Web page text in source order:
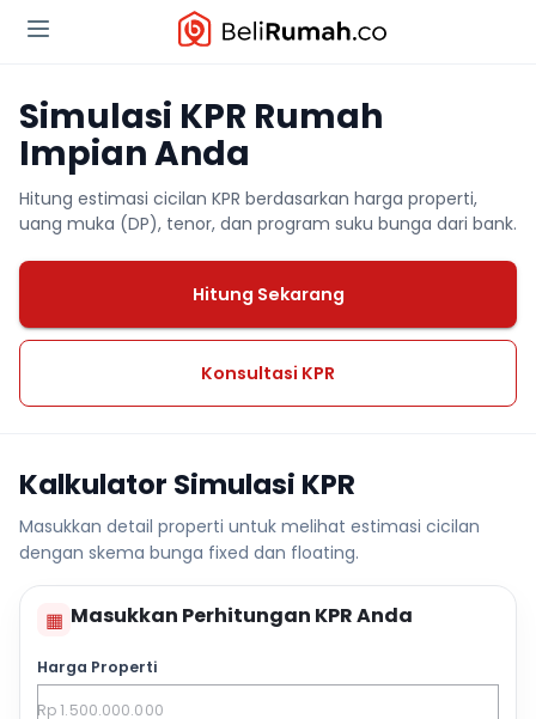
Simulasi KPR Rumah
Impian Anda
Hitung estimasi cicilan KPR berdasarkan harga properti,
uang muka (DP), tenor, dan program suku bunga dari bank.
Hitung Sekarang
Konsultasi KPR
Kalkulator Simulasi KPR
Masukkan detail properti untuk melihat estimasi cicilan
dengan skema bunga fixed dan floating.
▦ Masukkan Perhitungan KPR Anda
Harga Properti